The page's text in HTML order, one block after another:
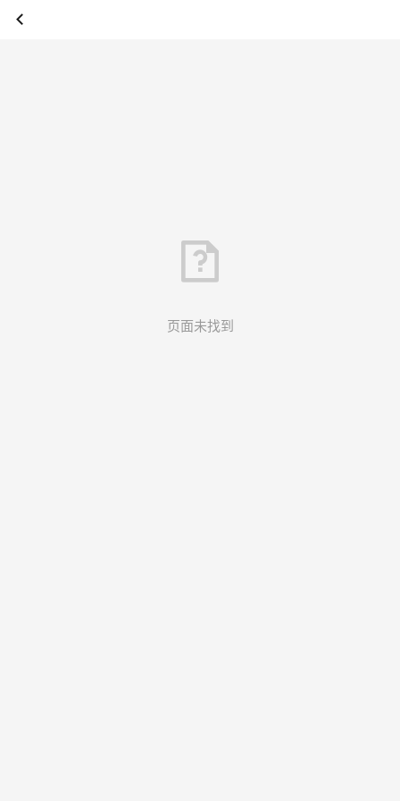
页面未找到